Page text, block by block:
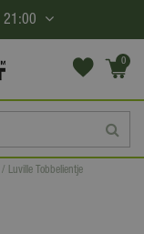
Luville Tobbelientje
21:00
0
(€0,